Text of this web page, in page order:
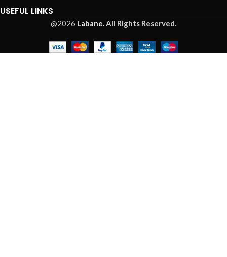
USEFUL LINKS
@2026 Labane.All Rights Reserved.